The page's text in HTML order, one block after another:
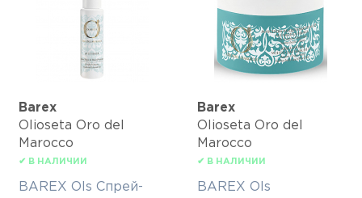
Barex
Olioseta Oro del
Marocco
✔ В НАЛИЧИИ
BAREX Ols Спрей-
Barex
Olioseta Oro del
Marocco
✔ В НАЛИЧИИ
BAREX Ols